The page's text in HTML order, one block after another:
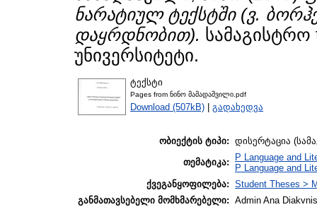
ნარატიულ ტექსტში (ვ.
დაყრდნობით).
უნივერსიტეტი.
ტექსტი
Pages from ნინო მამადაშვილი.pdf
Download (507kB) | გადახედვა
ობიექტის ტიპი: დისერტაცია
თემატიკა:
P Language and
P Language and
ქვეგანყოფილება: Student Theses >
განმათავსებელი მომხმარებელი: Admin Ana